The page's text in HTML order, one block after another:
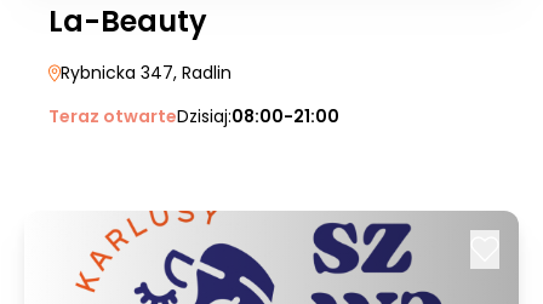
La-Beauty
Rybnicka 347, Radlin
Teraz otwarteDzisiaj:08:00-21:00